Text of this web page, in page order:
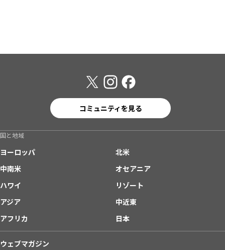
コミュニティを見る
国と地域
ヨーロッパ
北米
中南米
オセアニア
ハワイ
リゾート
アジア
中近東
アフリカ
日本
ウェブマガジン